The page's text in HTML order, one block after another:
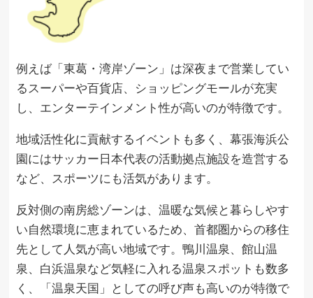
例えば「東葛・湾岸ゾーン」は深夜まで営業してい
るスーパーや百貨店、ショッピングモールが充実
し、エンターテインメント性が高いのが特徴です。
地域活性化に貢献するイベントも多く、幕張海浜公
園にはサッカー日本代表の活動拠点施設を造営する
など、スポーツにも活気があります。
反対側の南房総ゾーンは、温暖な気候と暮らしやす
い自然環境に恵まれているため、首都圏からの移住
先として人気が高い地域です。鴨川温泉、館山温
泉、白浜温泉など気軽に入れる温泉スポットも数多
く、「温泉天国」としての呼び声も高いのが特徴で